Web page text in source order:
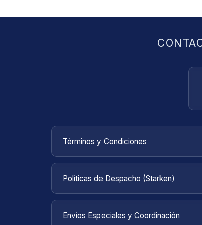
Términos y Condiciones
Bienvenido aMBEATPERCUSSION.
sitio web mbeatpercussion.com en el
Políticas de Despacho (Starken)
El despacho de la compra online se
días hábiles
desde recibida la
Envíos Especiales y Coordinación